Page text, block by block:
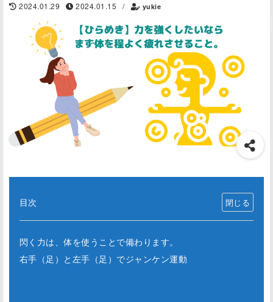
2024.01.29 2024.01.15 / yukie
目次
閃く力は、体を使うことで備わります。
右手（足）と左手（足）でジャンケン運動